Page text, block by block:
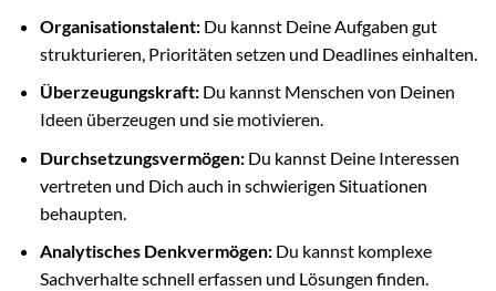
Organisationstalent:Du kannst Deine Aufgaben gut
strukturieren, Prioritäten setzen und Deadlines einhalten.
Überzeugungskraft:Du kannst Menschen von Deinen
Ideen überzeugen und sie motivieren.
Durchsetzungsvermögen:Du kannst Deine Interessen
vertreten und Dich auch in schwierigen Situationen
behaupten.
Analytisches Denkvermögen:Du kannst komplexe
Sachverhalte schnell erfassen und Lösungen finden.